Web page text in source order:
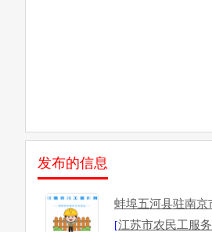
发布的信息
蚌埠五河县驻南
[江苏市农民工服务